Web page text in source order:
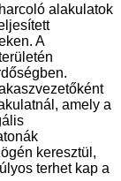
alakulatok
A
amely a
keresztül,
terhet kap a